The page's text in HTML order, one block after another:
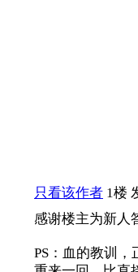
只看该作者 1楼
感谢楼主为新人
PS：血的教训